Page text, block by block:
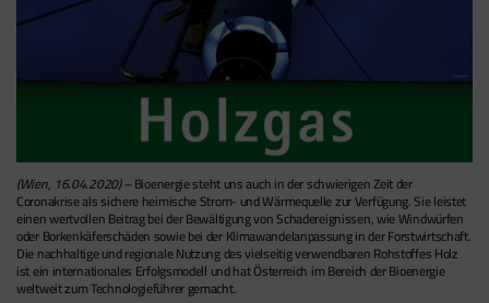
(Wien, 16.04.2020) –Bioenergie steht uns auch in der schwierigen Zeit der
Coronakrise als sichere heimische Strom- und Wärmequelle zur Verfügung. Sie leistet
einen wertvollen Beitrag bei der Bewältigung von Schadereignissen, wie Windwürfen
oder Borkenkäferschäden sowie bei der Klimawandelanpassung in der Forstwirtschaft.
Die nachhaltige und regionale Nutzung des vielseitig verwendbaren Rohstoffes Holz
ist ein internationales Erfolgsmodell und hat Österreich im Bereich der Bioenergie
weltweit zum Technologieführer gemacht.